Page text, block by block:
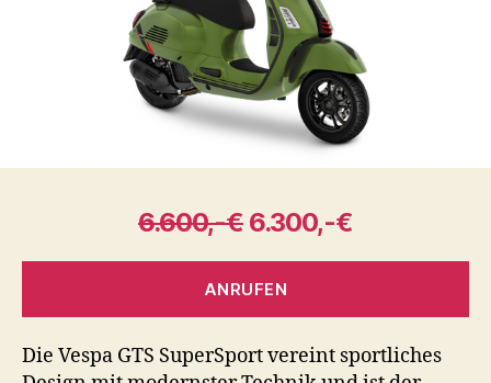
6.600,-€ 6.300,-€
ANRUFEN
Die Vespa GTS SuperSport vereint sportliches